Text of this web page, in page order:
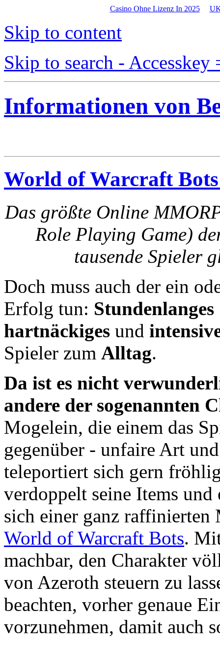
Casino Ohne Lizenz In 2025
Skip to content
Skip to search - Accesskey
Informationen von
World of Warcraft
Das größte Online
Role Playing Game)
tausende Spieler
Doch muss auch der ein
Erfolg tun: Stundenlanges
hartnäckiges und
Spieler zum Alltag.
Da ist es nicht
andere der sogenannten
Mogelein, die einem das
gegenüber - unfaire Art
teleportiert sich gern
verdoppelt seine Items
sich einer ganz raffinierten
World of Warcraft Bots.
machbar, den Charakter
von Azeroth steuern zu
beachten, vorher genaue
vorzunehmen, damit auch